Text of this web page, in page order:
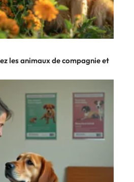
les animaux de compagnie et